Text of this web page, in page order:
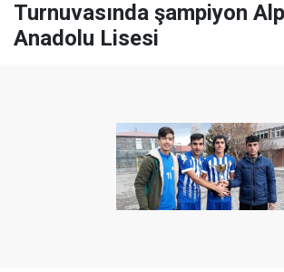
Turnuvasında şampiyon
Anadolu Lisesi